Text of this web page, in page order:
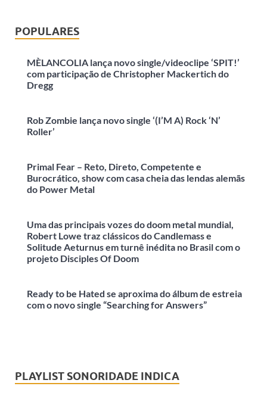
POPULARES
MÈLANCOLIA lança novo single/videoclipe ‘SPIT!’
com participação de Christopher Mackertich do
Dregg
Rob Zombie lança novo single ‘(I’M A) Rock ‘N’
Roller’
Primal Fear – Reto, Direto, Competente e
Burocrático, show com casa cheia das lendas alemãs
do Power Metal
Uma das principais vozes do doom metal mundial,
Robert Lowe traz clássicos do Candlemass e
Solitude Aeturnus em turnê inédita no Brasil com o
projeto Disciples Of Doom
Ready to be Hated se aproxima do álbum de estreia
com o novo single “Searching for Answers”
PLAYLIST SONORIDADE INDICA